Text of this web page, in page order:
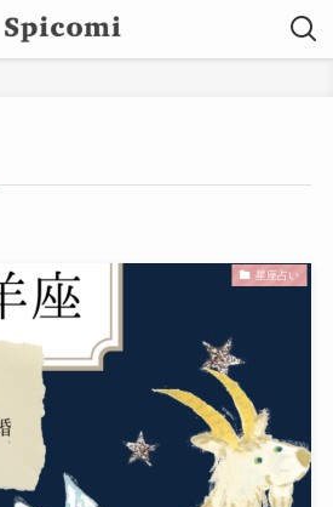
星座占い